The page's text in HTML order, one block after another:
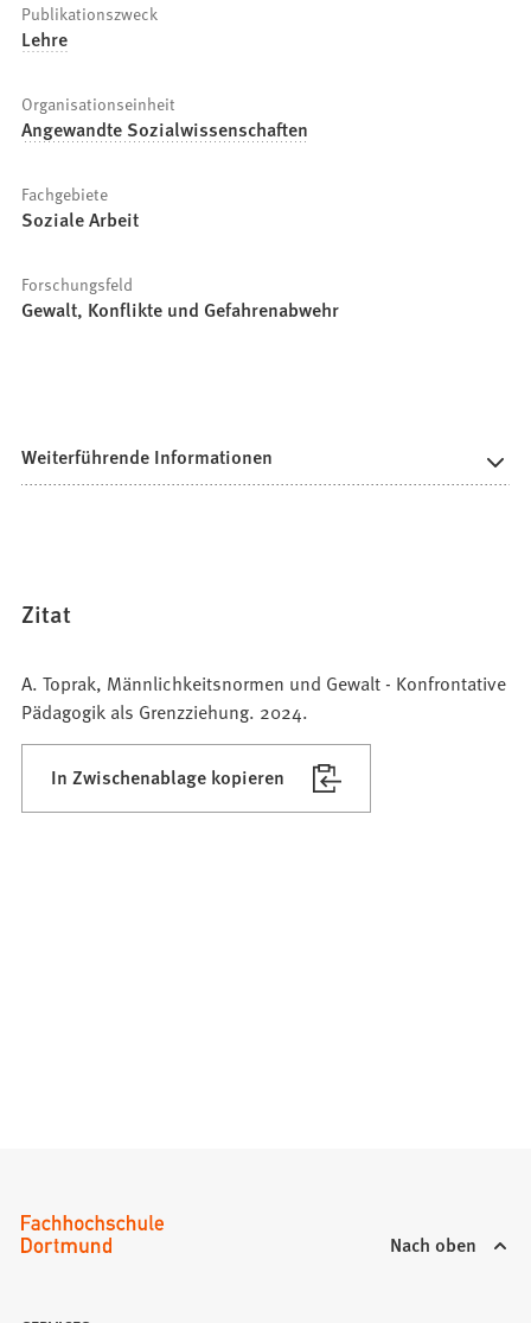
Publikationszweck
Lehre
Organisationseinheit
Angewandte Sozialwissenschaften
Fachgebiete
Soziale Arbeit
Forschungsfeld
Gewalt, Konflikte und Gefahrenabwehr
Weiterführende Informationen
Zitat
A. Toprak, Männlichkeitsnormen und Gewalt - Konfrontative
Pädagogik als Grenzziehung. 2024.
In Zwischenablage kopieren
Nach oben